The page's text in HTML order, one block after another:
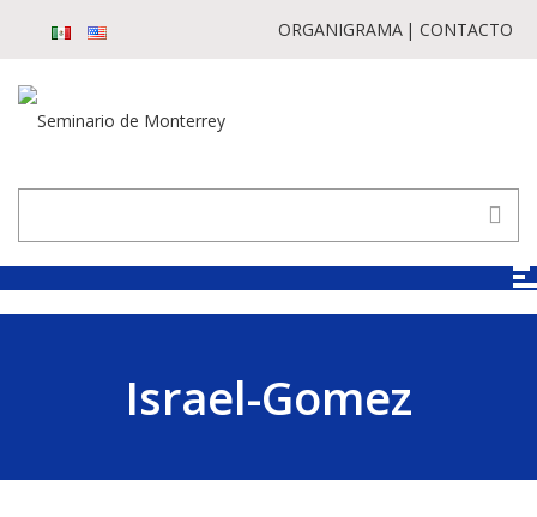
ORGANIGRAMA CONTACTO
Israel-Gomez